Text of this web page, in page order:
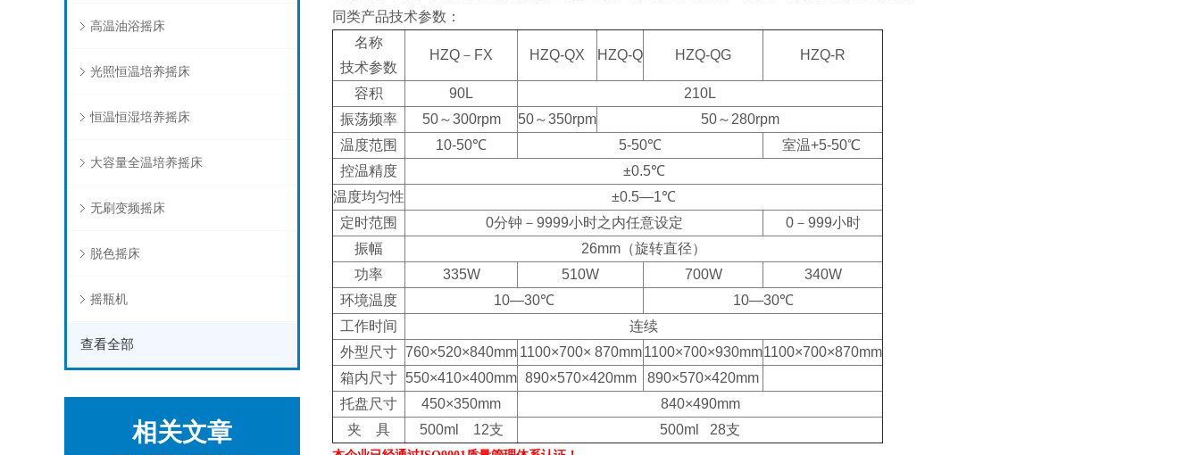
高温油浴摇床
光照恒温培养摇床
恒温恒湿培养摇床
大容量全温培养摇床
无刷变频摇床
脱色摇床
摇瓶机
查看全部
相关文章
同类产品技术参数：
名称
技术参数
HZQ－FX HZQ-QX HZQ-Q HZQ-QG HZQ-R
容积 90L
210L
振荡频率
50～300rpm 50～350rpm
50～280rpm
温度范围
10-50℃ 5-50℃ 室温+5-50℃
控温精度
±0.5℃
温度均匀性
±0.5—1℃
定时范围
0分钟－9999小时之内任意设定
0－999小时
振幅
26mm（旋转直径）
功率
335W 510W 700W
340W
环境温度
10—30℃
10—30℃
工作时间
连续
外型尺寸 760×520×840mm 1100×700× 870mm 1100×700×930mm1100×700×870mm
箱内尺寸 550×410×400mm 890×570×420mm
890×570×420mm
托盘尺寸
450×350mm
840×490mm
夹 具
500ml 12支 500ml 28支